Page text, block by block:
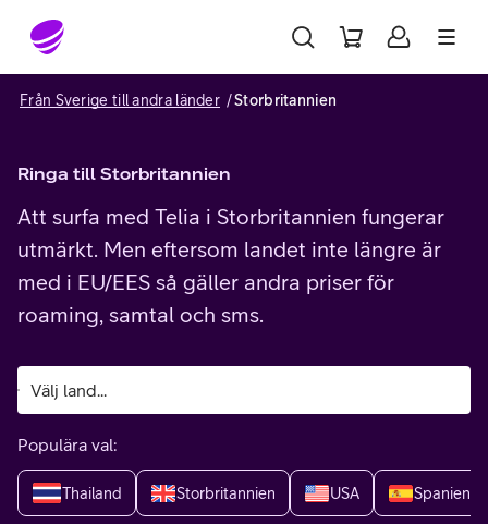
Gå till sidans innehåll
Från Sverige till andra länder Storbritannien
Ringa till Storbritannien
Att surfa med Telia i Storbritannien fungerar
utmärkt. Men eftersom landet inte längre är
med i EU/EES så gäller andra priser för
roaming, samtal och sms.
Populära val:
Thailand Storbritannien USA Spanien